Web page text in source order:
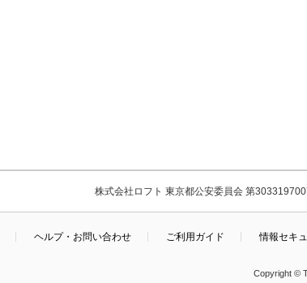
株式会社ロフト 東京都公安委員会 第
ヘルプ・お問い合わせ ご利用ガイド 情報セキ
Copyright ©